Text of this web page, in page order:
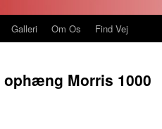
Galleri Om Os Find Vej
Morris 1000